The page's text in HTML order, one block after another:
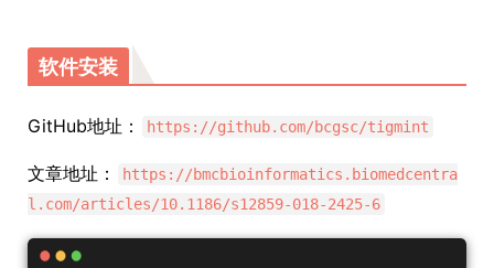
软件安装
GitHub地址： https://github.com/bcgsc/tigmint
文章地址：
https://bmcbioinformatics.biomedcentra
l.com/articles/10.1186/s12859-018-2425-6